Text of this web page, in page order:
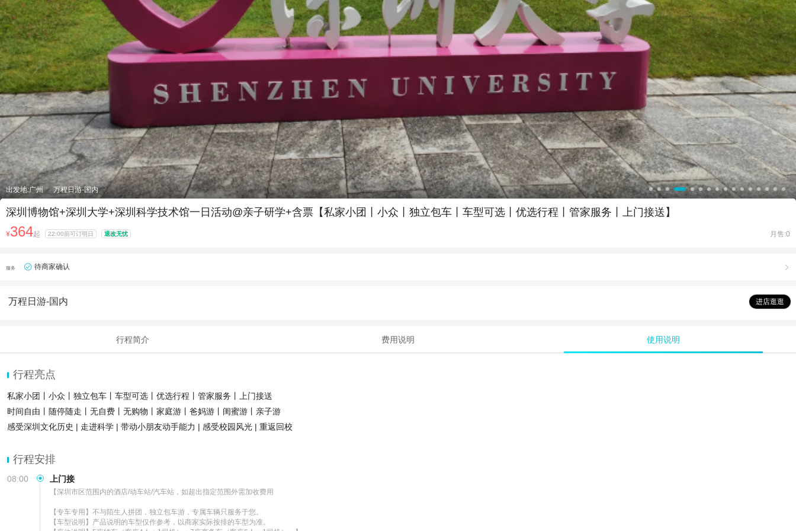
出发地:广州 万程日游-国内
深圳博物馆+深圳大学+深圳科学技术馆一日活动@亲子研学+含票【私家小团丨小众丨独立包车丨车型可选丨优选行程丨管家服务丨上门接送】
¥364起 22:00前可订明日 退改无忧 月售:0
服务 待商家确认 
万程日游-国内 进店逛逛
行程简介 费用说明 使用说明
行程亮点
私家小团丨小众丨独立包车丨车型可选丨优选行程丨管家服务丨上门接送
时间自由丨随停随走丨无自费丨无购物丨家庭游丨爸妈游丨闺蜜游丨亲子游
感受深圳文化历史 | 走进科学 | 带动小朋友动手能力 | 感受校园风光 | 重返回校
行程安排
08:00 上门接
【深圳市区范围内的酒店/动车站/汽车站，如超出指定范围外需加收费用
【专车专用】不与陌生人拼团，独立包车游，专属车辆只服务于您。
【车型说明】产品说明的车型仅作参考，以商家实际按排的车型为准。